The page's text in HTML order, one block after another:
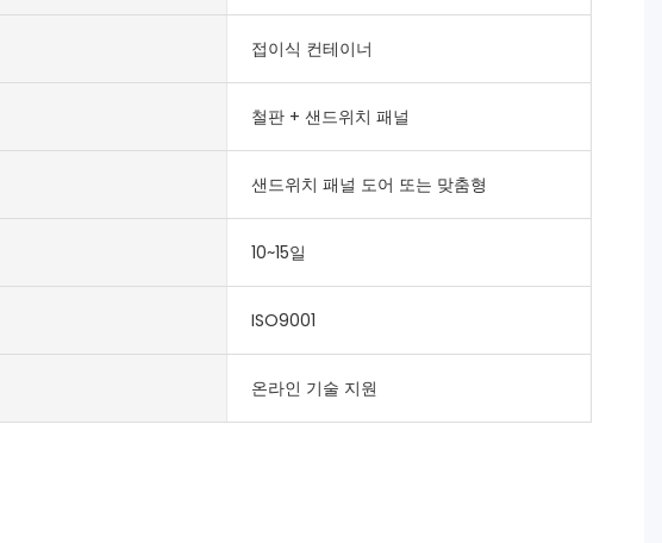
접이식 컨테이너
철판 + 샌드위치 패널
샌드위치 패널 도어 또는 맞춤형
10~15일
ISO9001
온라인 기술 지원